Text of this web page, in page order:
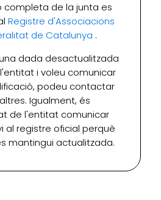
completa de la junta es
Registre d'Associacions
de Catalunya .
dada desactualitzada
i voleu comunicar
podeu contactar
Igualment, és
de l'entitat comunicar
al registre oficial perquè
mantingui actualitzada.